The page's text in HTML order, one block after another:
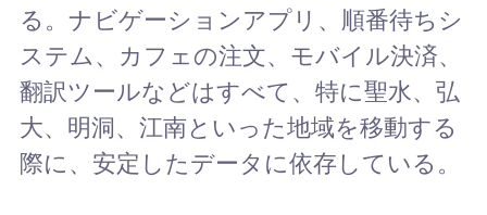
る。ナビゲーションアプリ、順番待ちシ
ステム、カフェの注文、モバイル決済、
翻訳ツールなどはすべて、特に聖水、弘
大、明洞、江南といった地域を移動する
際に、安定したデータに依存している。